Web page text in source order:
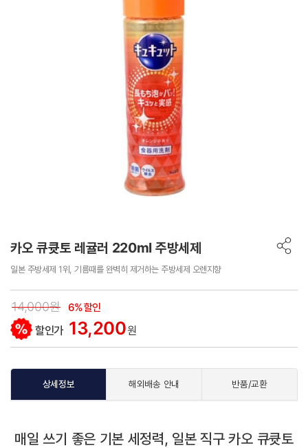
카오 큐큣토 레귤러 220ml 주방세제
일본 주방세제 1위, 기름때를 완벽히 제거하는 주방세제 오렌지향
14,000원 6% 할인
할인가 13,200원
상세정보 해외배송 안내 반품/교환
매일 쓰기 좋은 기본 세정력, 일본 직구 카오 큐큣토